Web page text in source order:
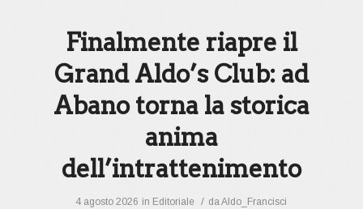
Finalmente riapre il
Grand Aldo’s Club: ad
Abano torna la storica
anima
dell’intrattenimento
4 agosto 2026 in Editoriale / daAldo_Francisci